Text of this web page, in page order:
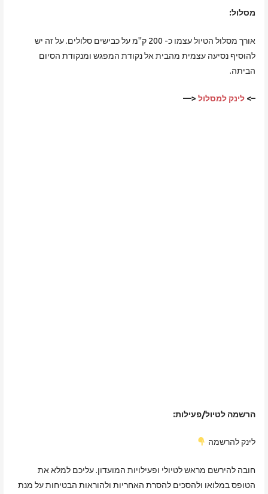
מסלול:
אורך מסלול הטיול עצמו כ- 200 ק"מ על כבישים סלולים. על זה יש
להוסיף נסיעה עצמית מהבית אל נקודת המפגש ומנקודת הסיום
הביתה.
–> לינק למסלול<—
הרשמה לטיול/פעילות:
לינק להרשמה
חובה להירשם מראש לטיולי ופעילויות המועדון. עליכם למלא את
הטופס במלואו ולהסכים להסרת האחריות ולהוראות הבטיחות על מנת